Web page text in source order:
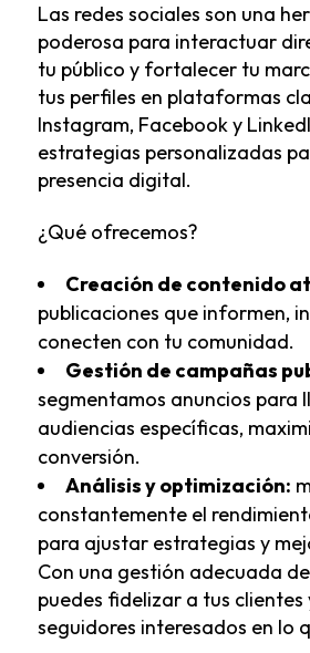
Las redes sociales son una
poderosa para interactuar
tu público y fortalecer tu
tus perfiles en plataformas
Instagram, Facebook y
estrategias personalizadas
presencia digital.
¿Qué ofrecemos?
Creación de contenido
publicaciones que informen,
conecten con tu comunidad.
Gestión de campañas
segmentamos anuncios para
audiencias específicas,
conversión.
Análisis y optimización:
constantemente el
para ajustar estrategias y
Con una gestión adecuada
puedes fidelizar a tus
seguidores interesados en lo